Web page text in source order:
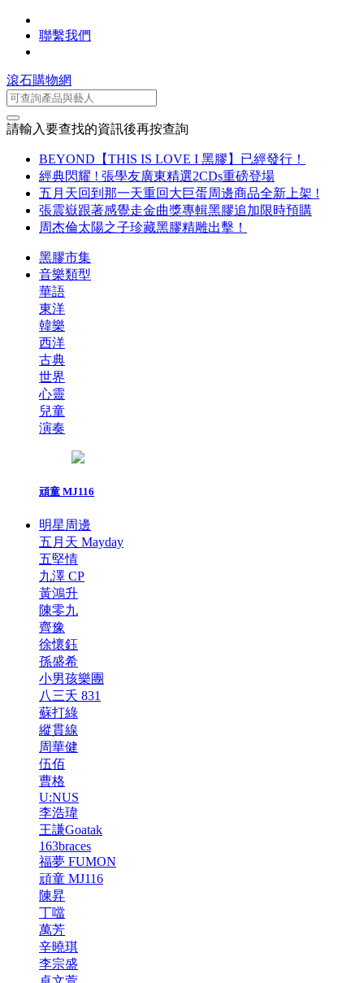
聯繫我們
滾石購物網
請輸入要查找的資訊後再按查詢
BEYOND【THIS IS LOVE I 黑膠】已經發行！
經典閃耀 ! 張學友廣東精選2CDs重磅登場
五月天回到那一天重回大巨蛋周邊商品全新上架 !
張震嶽跟著感覺走金曲獎專輯黑膠追加限時預購
周杰倫太陽之子珍藏黑膠精雕出擊！
黑膠市集
音樂類型
華語
東洋
韓樂
西洋
古典
世界
心靈
兒童
演奏
頑童 MJ116
明星周邊
五月天 Mayday
五堅情
九澤 CP
黃鴻升
陳零九
齊豫
徐懷鈺
孫盛希
小男孩樂團
八三夭 831
蘇打綠
縱貫線
周華健
伍佰
曹格
U:NUS
李浩瑋
王謙Goatak
163braces
福夢 FUMON
頑童 MJ116
陳昇
丁噹
萬芳
辛曉琪
李宗盛